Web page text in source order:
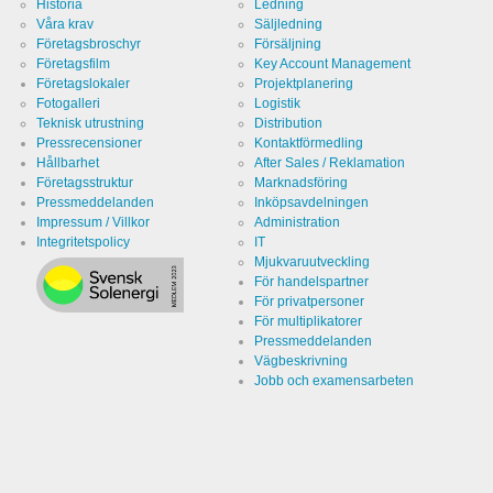
Historia
Våra krav
Företagsbroschyr
Företagsfilm
Företagslokaler
Fotogalleri
Teknisk utrustning
Pressrecensioner
Hållbarhet
Företagsstruktur
Pressmeddelanden
Impressum / Villkor
Integritetspolicy
Ledning
Säljledning
Försäljning
Key Account Management
Projektplanering
Logistik
Distribution
Kontaktförmedling
After Sales / Reklamation
Marknadsföring
Inköpsavdelningen
Administration
IT
Mjukvaruutveckling
För handelspartner
För privatpersoner
För multiplikatorer
Pressmeddelanden
Vägbeskrivning
Jobb och examensarbeten